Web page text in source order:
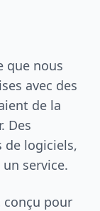
que nous
avec des
de la
Des
de logiciels,
service.
conçu pour